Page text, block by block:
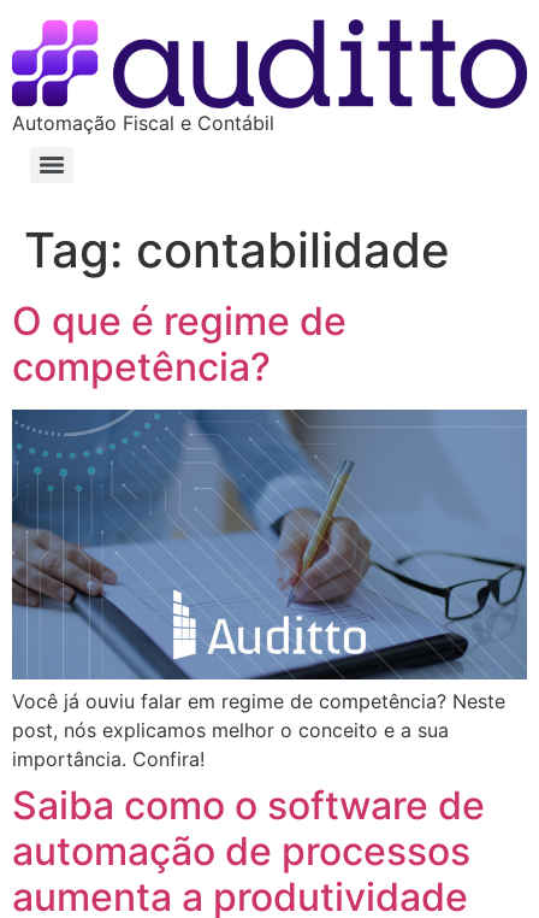
Automação Fiscal e Contábil
Tag: contabilidade
O que é regime de
competência?
Você já ouviu falar em regime de competência? Neste
post, nós explicamos melhor o conceito e a sua
importância. Confira!
Saiba como o software de
automação de processos
aumenta a produtividade